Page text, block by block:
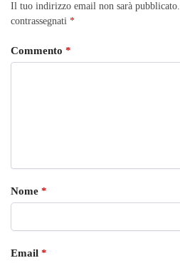
Il tuo indirizzo email non sarà pubblicato.
contrassegnati *
Commento *
Nome *
Email *